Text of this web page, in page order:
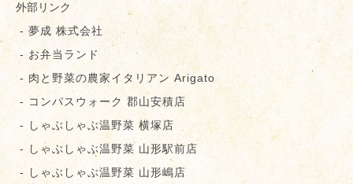
外部リンク
- 夢成 株式会社
- お弁当ランド
- 肉と野菜の農家イタリアン Arigato
- コンパスウォーク 郡⼭安積店
- しゃぶしゃぶ温野菜 横塚店
- しゃぶしゃぶ温野菜 山形駅前店
- しゃぶしゃぶ温野菜 山形嶋店